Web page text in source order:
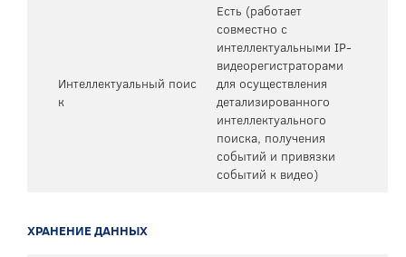
Интеллектуальный поис
к
Есть (работает
совместно с
интеллектуальными IP-
видеорегистраторами
для осуществления
детализированного
интеллектуального
поиска, получения
событий и привязки
событий к видео)
ХРАНЕНИЕ ДАННЫХ